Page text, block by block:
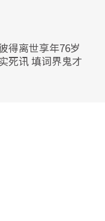
得离世享年76岁
死讯 填词界鬼才